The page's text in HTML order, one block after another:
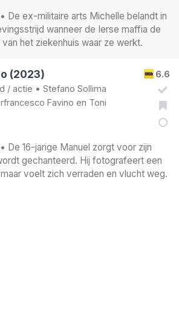
• De ex-militaire arts Michelle belandt in
wanneer de Ierse maffia de
het ziekenhuis waar ze werkt.
6.6
(2023)
/ actie • Stefano Sollima
Favino en Toni
• De 16-jarige Manuel zorgt voor zijn
gechanteerd. Hij fotografeert een
voelt zich verraden en vlucht weg.